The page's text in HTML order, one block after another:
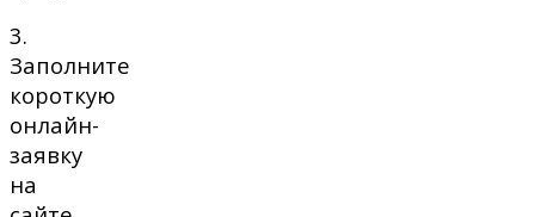
3.
Заполните
короткую
онлайн-
заявку
на